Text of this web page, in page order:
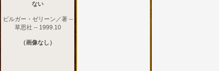
ない
ビルガー・ゼリーン／著 --
草思社 -- 1999.10
（画像なし）